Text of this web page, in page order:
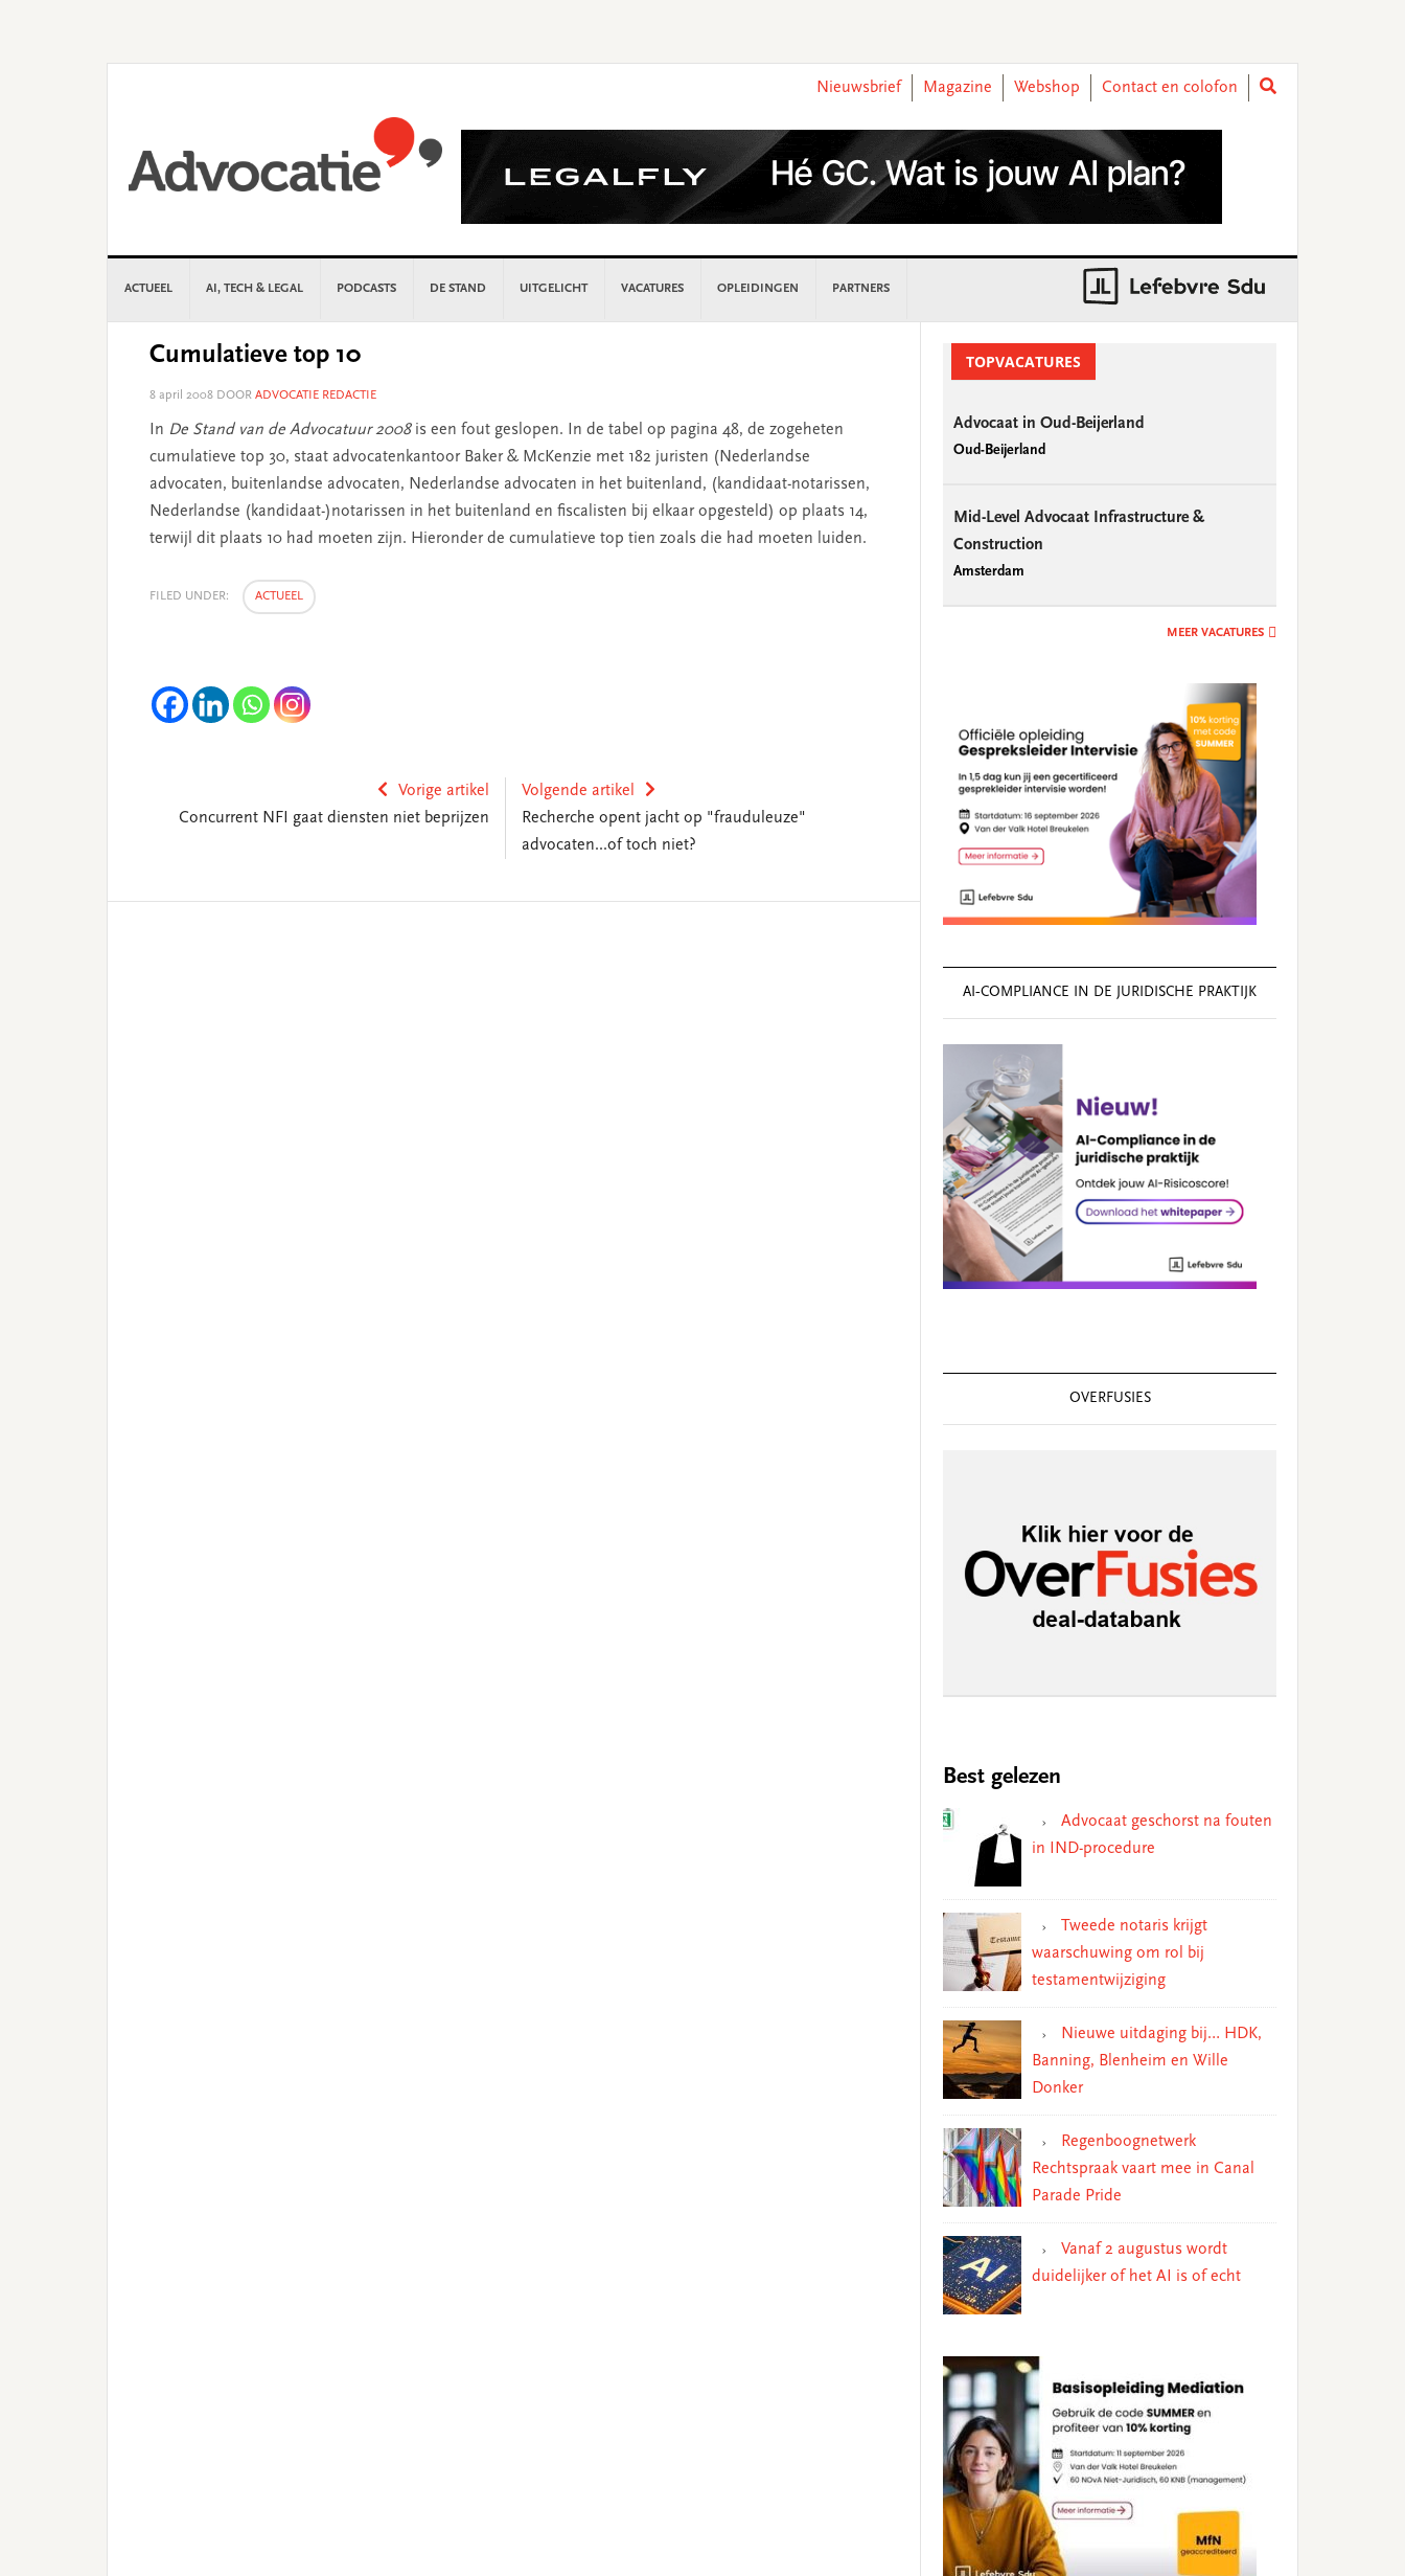
Nieuwsbrief
Magazine Webshop Contact en colofon
ACTUEEL AI, TECH & LEGAL PODCASTS DE STAND UITGELICHT VACATURES OPLEIDINGEN PARTNERS
Cumulatieve top 10
8 april 2008 DOOR ADVOCATIE REDACTIE
In De Stand van de Advocatuur 2008is een fout geslopen. In de tabel op pagina 48, de zogeheten
cumulatieve top 30, staat advocatenkantoor Baker & McKenzie met 182 juristen (Nederlandse
advocaten, buitenlandse advocaten, Nederlandse advocaten in het buitenland, (kandidaat-notarissen,
Nederlandse (kandidaat-)notarissen in het buitenland en fiscalisten bij elkaar opgesteld) op plaats 14,
terwijl dit plaats 10 had moeten zijn. Hieronder de cumulatieve top tien zoals die had moeten luiden.
FILED UNDER: ACTUEEL
Vorige artikel
Concurrent NFI gaat diensten niet beprijzen
Volgende artikel
Recherche opent jacht op "frauduleuze"
advocaten...of toch niet?
SidebarTOPVACATURES
Advocaat in Oud-Beijerland
Oud-Beijerland
Mid-Level Advocaat Infrastructure &
Construction
Amsterdam
MEER VACATURES
AI‑COMPLIANCE IN DE JURIDISCHE PRAKTIJK
OVERFUSIES
Best gelezen
Advocaat geschorst na fouten
in IND-procedure
Tweede notaris krijgt
waarschuwing om rol bij
testamentwijziging
Nieuwe uitdaging bij… HDK,
Banning, Blenheim en Wille
Donker
Regenboognetwerk
Rechtspraak vaart mee in Canal
Parade Pride
Vanaf 2 augustus wordt
duidelijker of het AI is of echt